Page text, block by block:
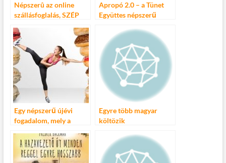
Népszerû az online
szállásfoglalás, SZÉP
Apropó 2.0 – a Tünet
Együttes népszerű
Egy népszerű újévi
fogadalom, mely a
Egyre több magyar
költözik